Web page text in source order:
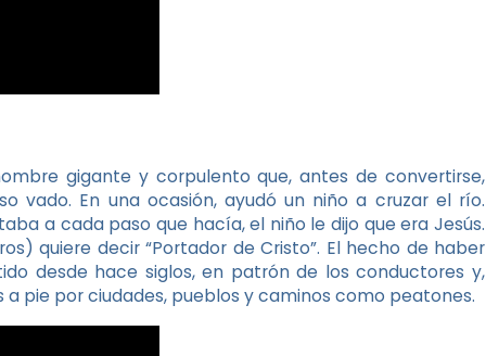
gigante y corpulento que, antes de convertirse,
vado. En una ocasión, ayudó un niño a cruzar el río.
a cada paso que hacía, el niño le dijo que era Jesús.
quiere decir “Portador de Cristo”. El hecho de haber
desde hace siglos, en patrón de los conductores y,
pie por ciudades, pueblos y caminos como peatones.